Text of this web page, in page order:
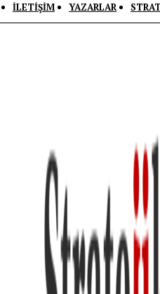
İLETIŞIM YAZARLAR